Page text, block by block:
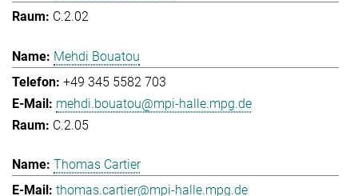
C.2.02
Mehdi Bouatou
+49 345 5582 703
mehdi.bouatou@mpi-halle.mpg.de
C.2.05
Thomas Cartier
thomas.cartier@mpi-halle.mpg.de